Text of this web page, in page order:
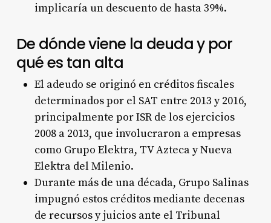
implicaría un descuento de hasta 39%.
De dónde viene la deuda y por
qué es tan alta
El adeudo se originó en créditos fiscales
determinados por el SAT entre 2013 y 2016,
principalmente por ISR de los ejercicios
2008 a 2013, que involucraron a empresas
como Grupo Elektra, TV Azteca y Nueva
Elektra del Milenio.
Durante más de una década, Grupo Salinas
impugnó estos créditos mediante decenas
de recursos y juicios ante el Tribunal